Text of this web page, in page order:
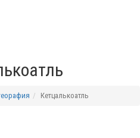
Кетцалькоатль